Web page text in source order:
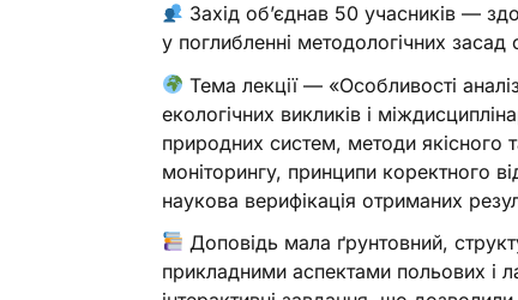
Захід об’єднав 50 учасників —
у поглибленні методологічних
Тема лекції — «Особливості
екологічних викликів і
природних систем, методи якісного
моніторингу, принципи коректного
наукова верифікація отриманих
Доповідь мала ґрунтовний,
прикладними аспектами польових і